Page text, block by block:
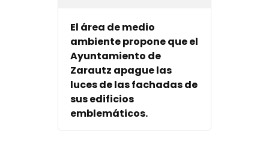
El área de medio
ambiente propone que el
Ayuntamiento de
Zarautz apague las
luces de las fachadas de
sus edificios
emblemáticos.